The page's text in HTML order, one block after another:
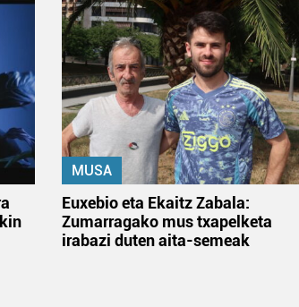
MUSA
Euxebio eta Ekaitz Zabala:
Zumarragako mus txapelketa
irabazi duten aita-semeak